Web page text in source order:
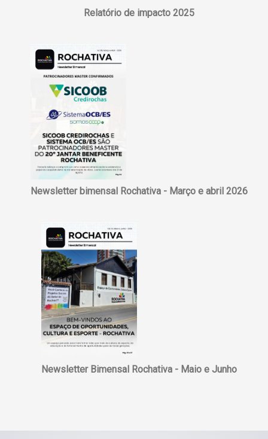
Relatório de impacto 2025
Newsletter bimensal Rochativa - Março e abril 2026
Newsletter Bimensal Rochativa - Maio e Junho